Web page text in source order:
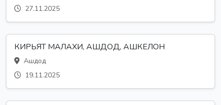
27.11.2025
КИРЬЯТ МАЛАХИ, АШДОД, АШКЕЛОН
Ашдод
19.11.2025